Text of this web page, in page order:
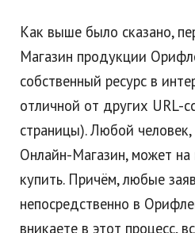
Как выше было сказано,
Магазин продукции
собственный ресурс в
отличной от других URL-
страницы). Любой
Онлайн-Магазин, может на
купить. Причём, любые
непосредственно в
вникаете в этот процесс,